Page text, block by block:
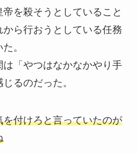
を殺そうとしていること
ら行おうとしている任務
。
は「やつはなかなかやり手
るのだった。
付けろと言っていたのが